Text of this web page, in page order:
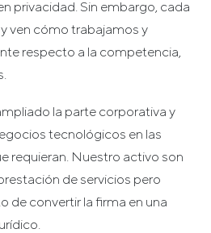
privacidad. Sin embargo, cada
ven cómo trabajamos y
respecto a la competencia,
la parte corporativa y
tecnológicos en las
requieran. Nuestro activo son
de servicios pero
de convertir la firma en una